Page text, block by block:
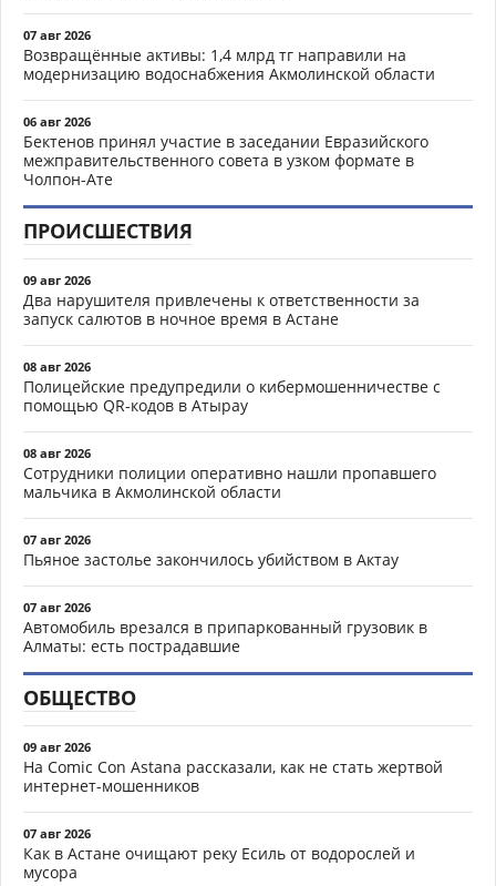
07 авг 2026
Возвращённые активы: 1,4 млрд тг направили на
модернизацию водоснабжения Акмолинской области
06 авг 2026
Бектенов принял участие в заседании Евразийского
межправительственного совета в узком формате в
Чолпон-Ате
ПРОИСШЕСТВИЯ
09 авг 2026
Два нарушителя привлечены к ответственности за
запуск салютов в ночное время в Астане
08 авг 2026
Полицейские предупредили о кибермошенничестве с
помощью QR-кодов в Атырау
08 авг 2026
Сотрудники полиции оперативно нашли пропавшего
мальчика в Акмолинской области
07 авг 2026
Пьяное застолье закончилось убийством в Актау
07 авг 2026
Автомобиль врезался в припаркованный грузовик в
Алматы: есть пострадавшие
ОБЩЕСТВО
09 авг 2026
На Comic Con Astana рассказали, как не стать жертвой
интернет-мошенников
07 авг 2026
Как в Астане очищают реку Есиль от водорослей и
мусора